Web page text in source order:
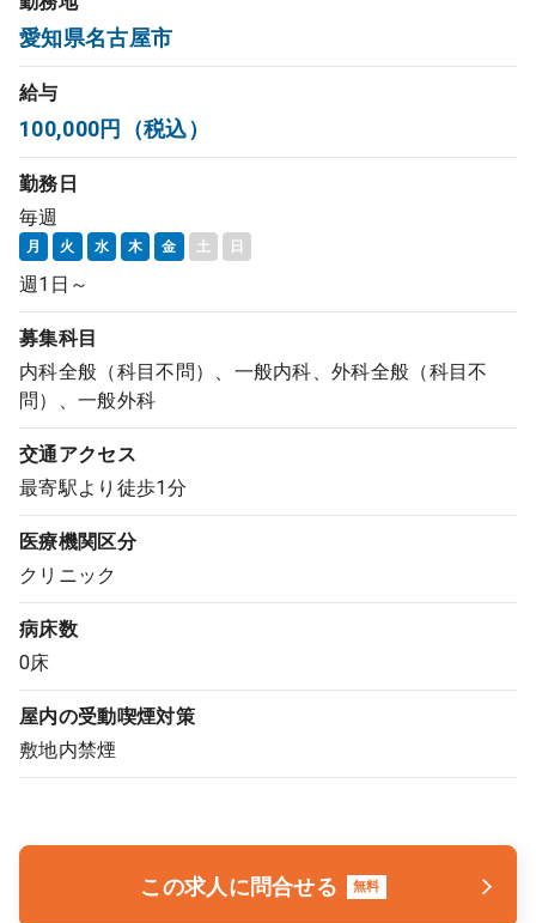
DtoDの転職・アルバイト支援
コンサルタント
成功事例
転職ノウハウ
0120-337-613
クリニック開業
DtoDとは
お問合せ
採用をお考えの医療機関の方
愛知県名古屋市
給与
100,000円（税込）
勤務日
毎週
月 火 水 木 金 土 日
週1日～
募集科目
内科全般（科目不問）、一般内科、外科全般（科目不
問）、一般外科
交通アクセス
最寄駅より徒歩1分
医療機関区分
クリニック
病床数
0床
屋内の受動喫煙対策
敷地内禁煙
この求人に問合せる 無料